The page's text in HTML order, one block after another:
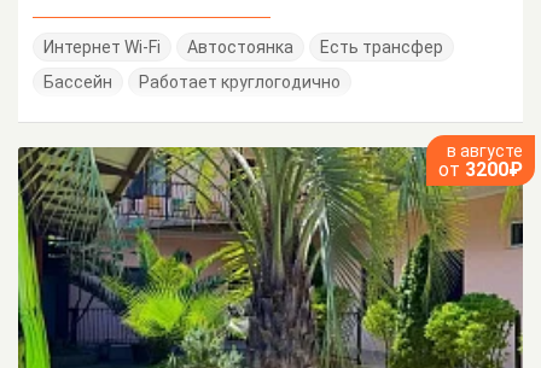
Интернет Wi-Fi Автостоянка
Есть трансфер
Бассейн
Работает круглогодично
в августе
от 3200₽